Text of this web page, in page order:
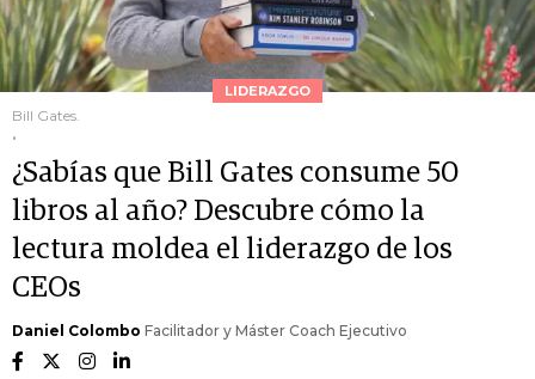
LIDERAZGO
Bill Gates.
.
¿Sabías que Bill Gates consume 50
libros al año? Descubre cómo la
lectura moldea el liderazgo de los
CEOs
Daniel Colombo Facilitador y Máster Coach Ejecutivo